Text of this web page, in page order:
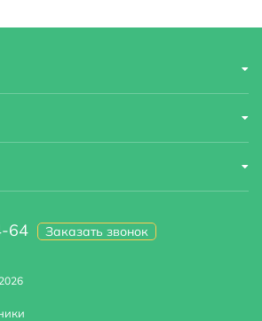
64 Заказать звонок